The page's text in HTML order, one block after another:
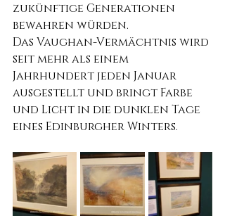
zukünftige Generationen
bewahren würden.
Das Vaughan-Vermächtnis wird
seit mehr als einem
Jahrhundert jeden Januar
ausgestellt und bringt Farbe
und Licht in die dunklen Tage
eines Edinburgher Winters.